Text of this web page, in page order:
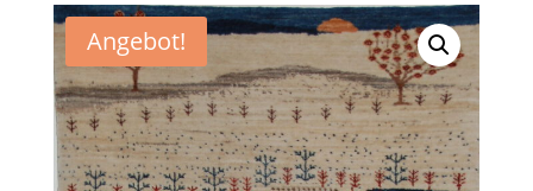
Angebot!